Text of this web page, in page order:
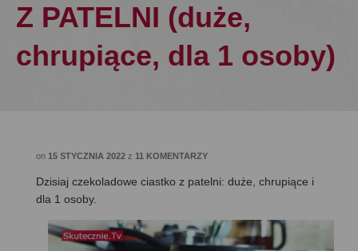
Z PATELNI (duże,
chrupiące, dla 1 osoby)
on 15 STYCZNIA 2022 z 11 KOMENTARZY
Dzisiaj czekoladowe ciastko z patelni: duże, chrupiące i
dla 1 osoby.